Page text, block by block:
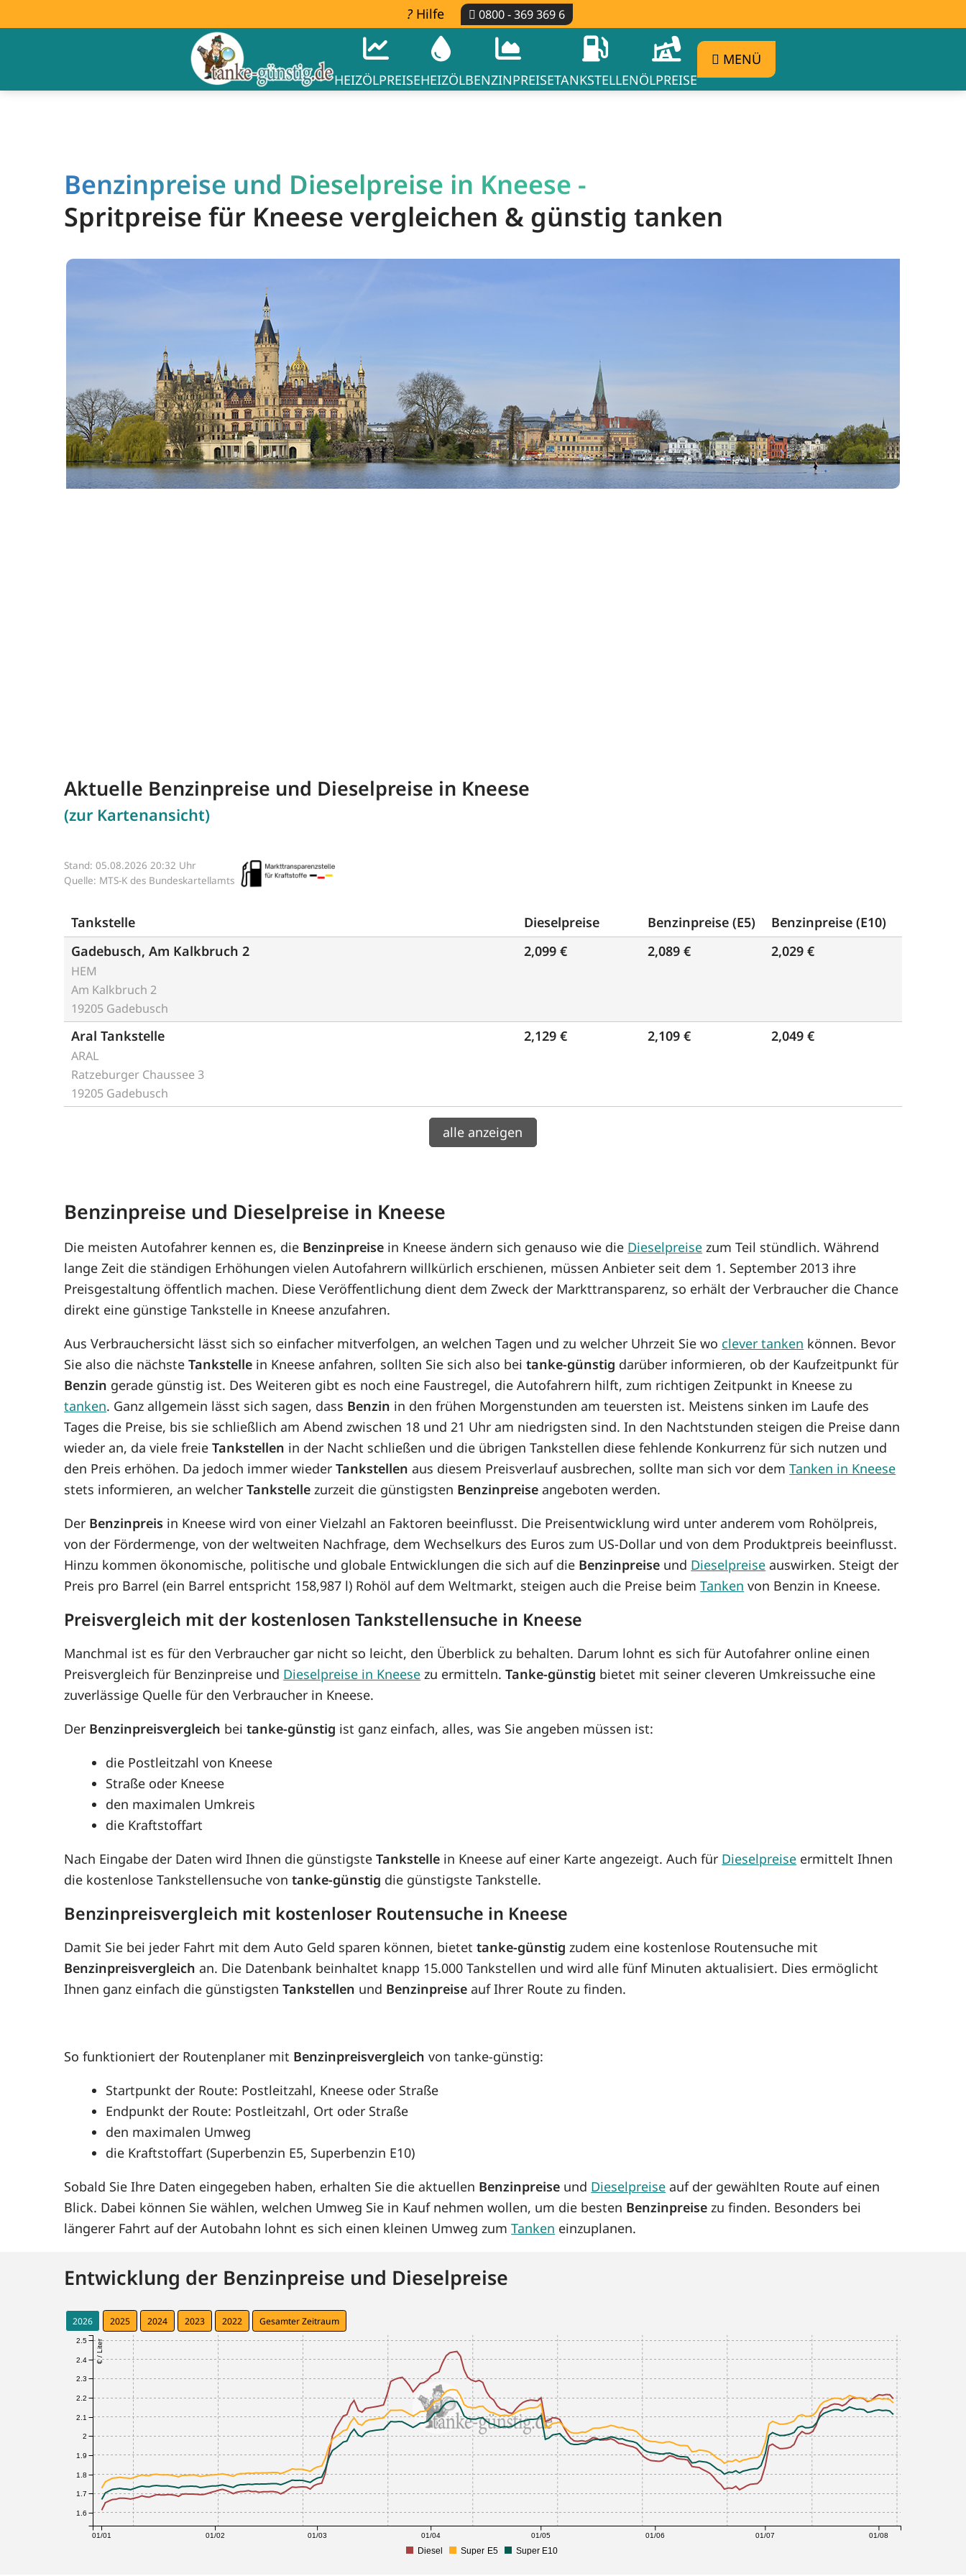
Hilfe 0800 - 369 369 6
HEIZÖLPREISEHEIZÖLBENZINPREISETANKSTELLENÖLPREISE
MENÜ
Benzinpreise und Dieselpreise in Kneese -
Spritpreise für Kneese vergleichen & günstig tanken
Aktuelle Benzinpreise und Dieselpreise in Kneese
(zur Kartenansicht)
Stand: 05.08.2026 20:32 Uhr
Quelle: MTS-K des Bundeskartellamts
Tankstelle Dieselpreise Benzinpreise (E5)
Benzinpreise (E10)
Gadebusch, Am Kalkbruch 2
HEM
Am Kalkbruch 2
19205 Gadebusch
2,099 € 2,089 € 2,029 €
Aral Tankstelle
ARAL
Ratzeburger Chaussee 3
19205 Gadebusch
2,129 € 2,109 € 2,049 €
alle anzeigen
Benzinpreise und Dieselpreise in Kneese
Die meisten Autofahrer kennen es, die Benzinpreise in Kneese ändern sich genauso wie die Dieselpreise zum Teil stündlich. Während
lange Zeit die ständigen Erhöhungen vielen Autofahrern willkürlich erschienen, müssen Anbieter seit dem 1. September 2013 ihre
Preisgestaltung öffentlich machen. Diese Veröffentlichung dient dem Zweck der Markttransparenz, so erhält der Verbraucher die Chance
direkt eine günstige Tankstelle in Kneese anzufahren.
Aus Verbrauchersicht lässt sich so einfacher mitverfolgen, an welchen Tagen und zu welcher Uhrzeit Sie wo clever tanken können. Bevor
Sie also die nächsteTankstelle in Kneese anfahren, sollten Sie sich also beitanke-günstig darüber informieren, ob der Kaufzeitpunkt für
Benzin gerade günstig ist. Des Weiteren gibt es noch eine Faustregel, die Autofahrern hilft, zum richtigen Zeitpunkt in Kneese zu
tanken. Ganz allgemein lässt sich sagen, dass Benzin in den frühen Morgenstunden am teuersten ist. Meistens sinken im Laufe des
Tages die Preise, bis sie schließlich am Abend zwischen 18 und 21 Uhr am niedrigsten sind. In den Nachtstunden steigen die Preise dann
wieder an, da viele freieTankstellen in der Nacht schließen und die übrigen Tankstellen diese fehlende Konkurrenz für sich nutzen und
den Preis erhöhen. Da jedoch immer wiederTankstellen aus diesem Preisverlauf ausbrechen, sollte man sich vor demTanken in Kneese
stets informieren, an welcherTankstelle zurzeit die günstigsten Benzinpreise angeboten werden.
Der Benzinpreis in Kneese wird von einer Vielzahl an Faktoren beeinflusst. Die Preisentwicklung wird unter anderem vom Rohölpreis,
von der Fördermenge, von der weltweiten Nachfrage, dem Wechselkurs des Euros zum US-Dollar und von dem Produktpreis beeinflusst.
Hinzu kommen ökonomische, politische und globale Entwicklungen die sich auf die Benzinpreise und Dieselpreise auswirken. Steigt der
Preis pro Barrel (ein Barrel entspricht 158,987 l) Rohöl auf dem Weltmarkt, steigen auch die Preise beimTanken von Benzin in Kneese.
Preisvergleich mit der kostenlosen Tankstellensuche in Kneese
Manchmal ist es für den Verbraucher gar nicht so leicht, den Überblick zu behalten. Darum lohnt es sich für Autofahrer online einen
Preisvergleich für Benzinpreise und Dieselpreise in Kneese zu ermitteln.Tanke-günstig bietet mit seiner cleveren Umkreissuche eine
zuverlässige Quelle für den Verbraucher in Kneese.
Der Benzinpreisvergleich beitanke-günstig ist ganz einfach, alles, was Sie angeben müssen ist:
die Postleitzahl von Kneese
Straße oder Kneese
den maximalen Umkreis
die Kraftstoffart
Nach Eingabe der Daten wird Ihnen die günstigsteTankstelle in Kneese auf einer Karte angezeigt. Auch für Dieselpreise ermittelt Ihnen
die kostenlose Tankstellensuche vontanke-günstig die günstigste Tankstelle.
Benzinpreisvergleich mit kostenloser Routensuche in Kneese
Damit Sie bei jeder Fahrt mit dem Auto Geld sparen können, bietettanke-günstig zudem eine kostenlose Routensuche mit
Benzinpreisvergleich an. Die Datenbank beinhaltet knapp 15.000 Tankstellen und wird alle fünf Minuten aktualisiert. Dies ermöglicht
Ihnen ganz einfach die günstigstenTankstellen und Benzinpreise auf Ihrer Route zu finden.
So funktioniert der Routenplaner mit Benzinpreisvergleich von tanke-günstig:
Startpunkt der Route: Postleitzahl, Kneese oder Straße
Endpunkt der Route: Postleitzahl, Ort oder Straße
den maximalen Umweg
die Kraftstoffart (Superbenzin E5, Superbenzin E10)
Sobald Sie Ihre Daten eingegeben haben, erhalten Sie die aktuellen Benzinpreise und Dieselpreise auf der gewählten Route auf einen
Blick. Dabei können Sie wählen, welchen Umweg Sie in Kauf nehmen wollen, um die besten Benzinpreise zu finden. Besonders bei
längerer Fahrt auf der Autobahn lohnt es sich einen kleinen Umweg zumTanken einzuplanen.
Entwicklung der Benzinpreise und Dieselpreise
2026 2025 2024 2023 2022 Gesamter Zeitraum
01/01 01/02 01/03 01/04 01/05 01/06 01/07 01/08
€ / Liter
1.6
1.7
1.8
1.9
2
2.1
2.2
2.3
2.4
2.5
Diesel Super E5 Super E10